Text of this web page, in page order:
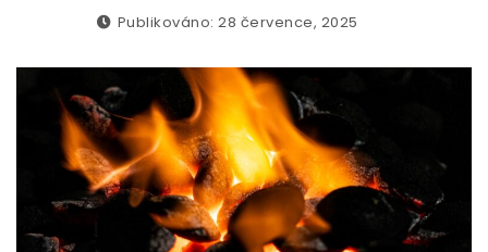
Publikováno: 28 července, 2025